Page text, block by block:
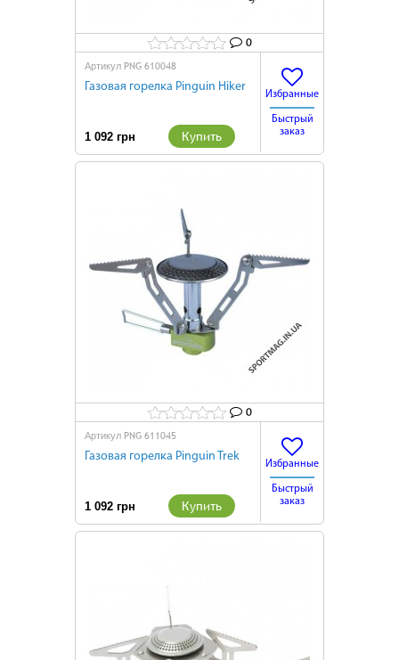
0
Артикул PNG 610048
Газовая горелка Pinguin Hiker
1 092 грн Купить
Избранные
Быстрый
заказ
0
Артикул PNG 611045
Газовая горелка Pinguin Trek
1 092 грн Купить
Избранные
Быстрый
заказ